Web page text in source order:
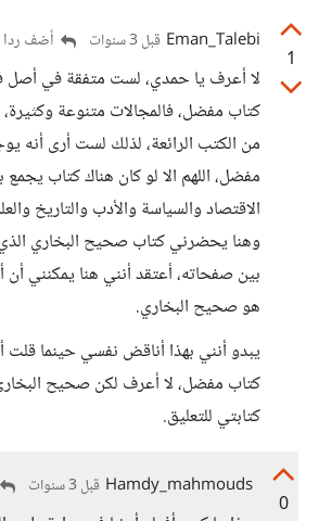
1
Eman_Talebi قبل 3 سنوات أضف ردا
لا أعرف يا حمدي، لست متفقة في أصل
كتاب مفضل، فالمجالات متنوعة
من الكتب الرائعة، لذلك لست أرى أنه
مفضل، اللهم الا لو كان هناك كتاب يجمع
الاقتصاد والسياسة والأدب والتاريخ
وهنا يحضرني كتاب صحيح البخاري
بين صفحاته، أعتقد أنني هنا يمكنني
هو صحيح البخاري.
يبدو أنني بهذا أناقض نفسي حينما
كتاب مفضل، لا أعرف لكن صحيح
كتابتي للتعليق.
0
Hamdy_mahmouds قبل 3 سنوات